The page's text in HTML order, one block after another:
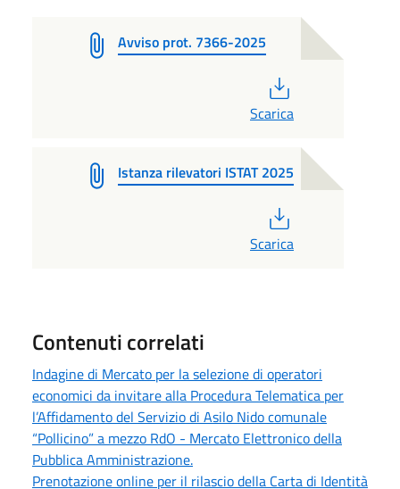
Avviso prot. 7366-2025
Scarica
Istanza rilevatori ISTAT 2025
Scarica
Contenuti correlati
Indagine di Mercato per la selezione di operatori
economici da invitare alla Procedura Telematica per
l’Affidamento del Servizio di Asilo Nido comunale
“Pollicino” a mezzo RdO - Mercato Elettronico della
Pubblica Amministrazione.
Prenotazione online per il rilascio della Carta di Identità